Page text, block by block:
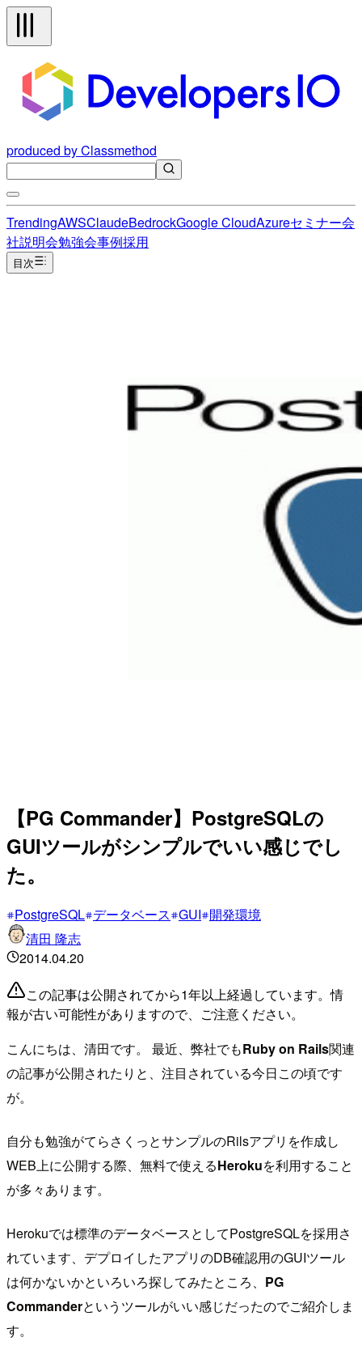
produced by Classmethod
TrendingAWSClaudeBedrockGoogle CloudAzureセミナー会
社説明会勉強会事例採用
目次
【PG Commander】PostgreSQLの
GUIツールがシンプルでいい感じでし
た。
PostgreSQL データベース GUI 開発環境
清田 隆志
2014.04.20
この記事は公開されてから1年以上経過しています。情
報が古い可能性がありますので、ご注意ください。
こんにちは、清田です。 最近、弊社でもRuby on Rails関連
の記事が公開されたりと、注目されている今日この頃です
が。
自分も勉強がてらさくっとサンプルのRilsアプリを作成し
WEB上に公開する際、無料で使えるHerokuを利用すること
が多々あります。
Herokuでは標準のデータベースとしてPostgreSQLを採用さ
れています、デプロイしたアプリのDB確認用のGUIツール
は何かないかといろいろ探してみたところ、 PG
Commanderというツールがいい感じだったのでご紹介しま
す。